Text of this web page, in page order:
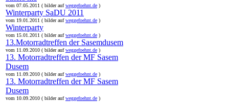
vom 07.05.2011 ( bilder aufweggefoehnt.de )
Winterparty SaDU 2011
vom 19.01.2011 ( bilder aufweggefoehnt.de )
Winterparty
vom 15.01.2011 ( bilder aufweggefoehnt.de )
13.Motorradtreffen der Sasemdusem
vom 11.09.2010 ( bilder aufweggefoehnt.de )
13. Motorradtreffen der MF Sasem
Dusem
vom 11.09.2010 ( bilder aufweggefoehnt.de )
13. Motorradtreffen der MF Sasem
Dusem
vom 10.09.2010 ( bilder aufweggefoehnt.de )